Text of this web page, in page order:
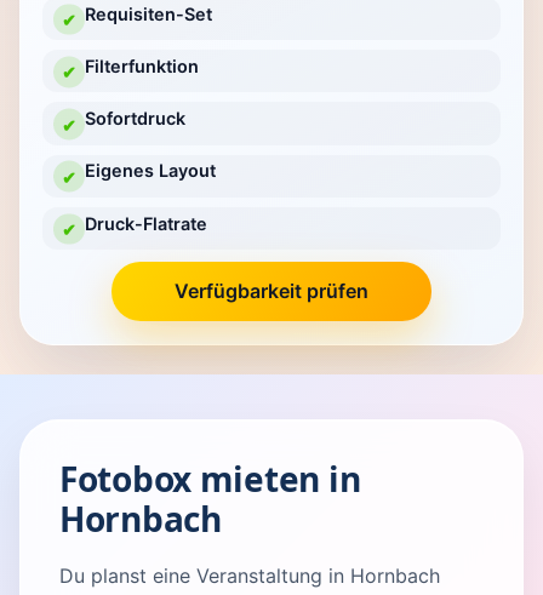
✔ Requisiten-Set
✔ Filterfunktion
✔ Sofortdruck
✔ Eigenes Layout
✔ Druck-Flatrate
Verfügbarkeit prüfen
Fotobox mieten in
Hornbach
Du planst eine Veranstaltung in Hornbach